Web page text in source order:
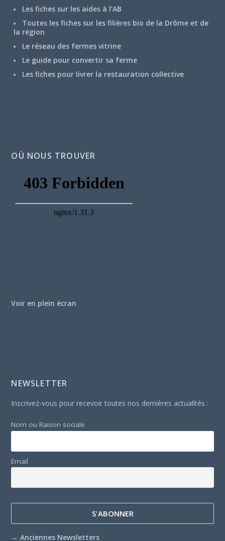
Les fiches sur les aides à l’AB
Toutes les fiches sur les filières bio de la Drôme et de
la région
Le réseau des fermes vitrine
Le guide pour convertir sa ferme
Les fiches pour livrer la restauration collective
OÙ NOUS TROUVER
Voir en plein écran
NEWSLETTER
Inscrivez-vous pour recevoir toutes nos dernières actualités :
Nom ou Raison sociale
Email
→Anciennes Newsletters